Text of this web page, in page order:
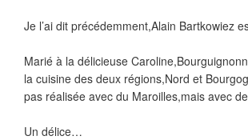
Je l’ai dit précédemment,Alain Bartkowiez
Marié à la délicieuse
la cuisine des deux régions,Nord et
pas réalisée avec du Maroilles,mais avec de
Un délice…